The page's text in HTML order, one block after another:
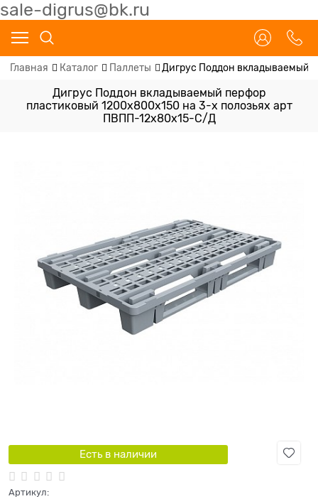
sale-digrus@bk.ru
Главная Каталог Паллеты Дигрус Поддон вкладываемый
Дигрус Поддон вкладываемый перфор
пластиковый 1200х800х150 на 3-х полозьях арт
ПВПП-12х80х15-С/Д
Есть в наличии
Артикул: